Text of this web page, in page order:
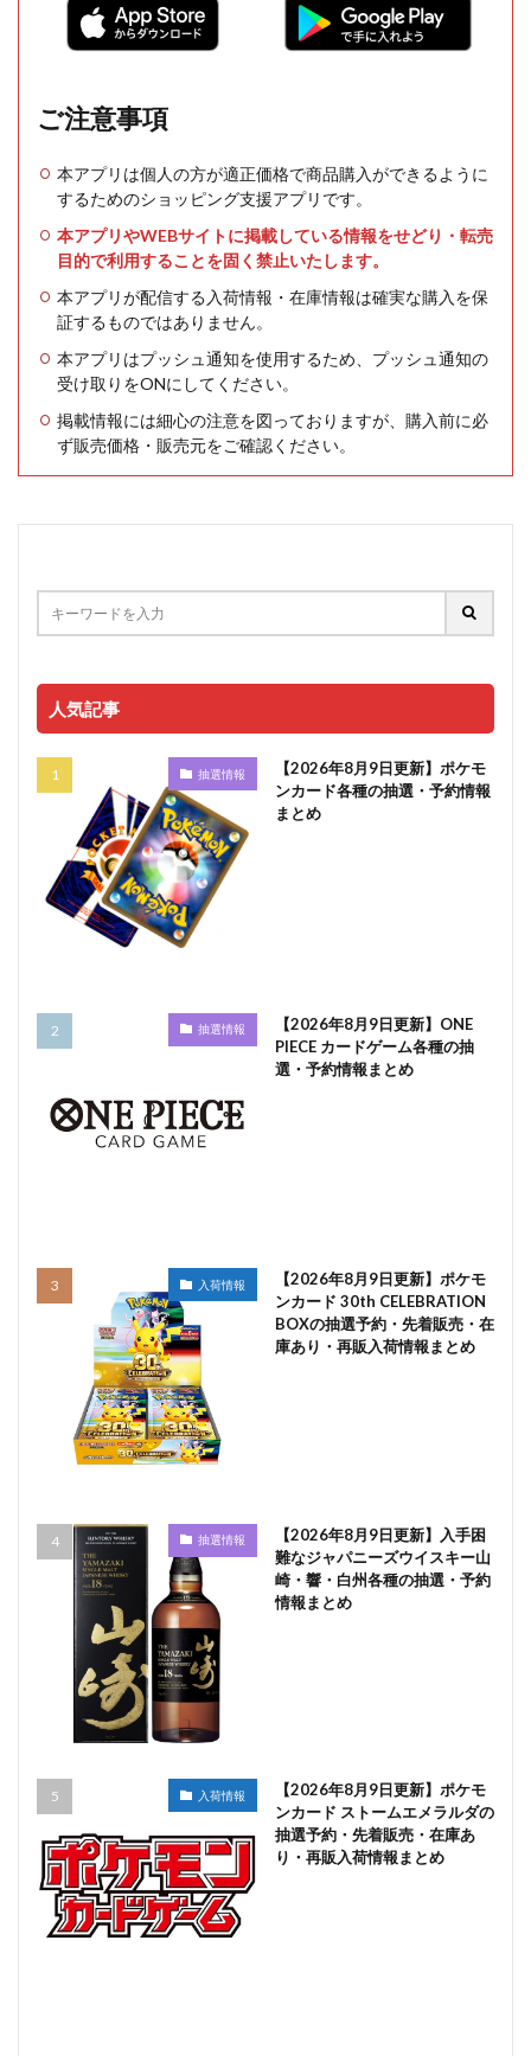
ご注意事項
本アプリは個人の方が適正価格で商品購入ができるように
するためのショッピング支援アプリです。
本アプリやWEBサイトに掲載している情報をせどり・転売
目的で利用することを固く禁止いたします。
本アプリが配信する入荷情報・在庫情報は確実な購入を保
証するものではありません。
本アプリはプッシュ通知を使用するため、プッシュ通知の
受け取りをONにしてください。
掲載情報には細心の注意を図っておりますが、購入前に必
ず販売価格・販売元をご確認ください。
人気記事
抽選情報
【2026年8月9日更新】ポケモ
ンカード各種の抽選・予約情報
まとめ
抽選情報
【2026年8月9日更新】ONE
PIECE カードゲーム各種の抽
選・予約情報まとめ
入荷情報
【2026年8月9日更新】ポケモ
ンカード 30th CELEBRATION
BOXの抽選予約・先着販売・在
庫あり・再販入荷情報まとめ
抽選情報
【2026年8月9日更新】入手困
難なジャパニーズウイスキー山
崎・響・白州各種の抽選・予約
情報まとめ
入荷情報
【2026年8月9日更新】ポケモ
ンカード ストームエメラルダの
抽選予約・先着販売・在庫あ
り・再販入荷情報まとめ